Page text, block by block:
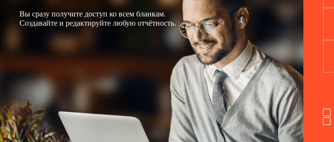
Вы сразу получите доступ ко всем бланкам.
Создавайте и редактируйте любую отчётность.